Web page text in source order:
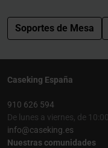
Soportes de Mesa
Caseking España
910 626 594
De lunes a viernes, de
info@caseking.es
Nuestras comunidades